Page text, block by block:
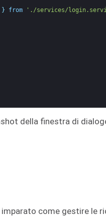
} from
'./services/
della finestra di
come gestire le